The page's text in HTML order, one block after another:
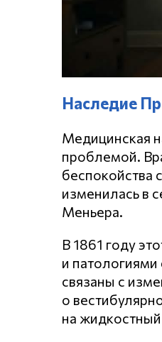
Наследие
Медицинская
проблемой.
беспокойства
изменилась в
Меньера.
В 1861 году
и
связаны с
о
на